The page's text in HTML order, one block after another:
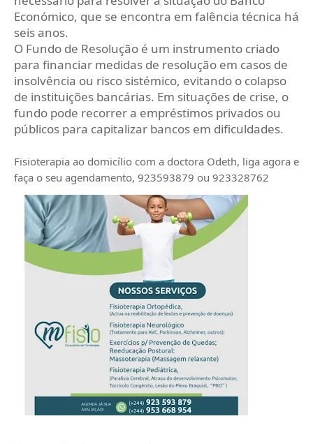
Económico, que se encontra em falência técnica há
seis anos.
O Fundo de Resolução é um instrumento criado
para financiar medidas de resolução em casos de
insolvência ou risco sistémico, evitando o colapso
de instituições bancárias. Em situações de crise, o
fundo pode recorrer a empréstimos privados ou
públicos para capitalizar bancos em dificuldades.
Fisioterapia ao domicílio com a doctora Odeth, liga agora e
faça o seu agendamento, 923593879 ou 923328762